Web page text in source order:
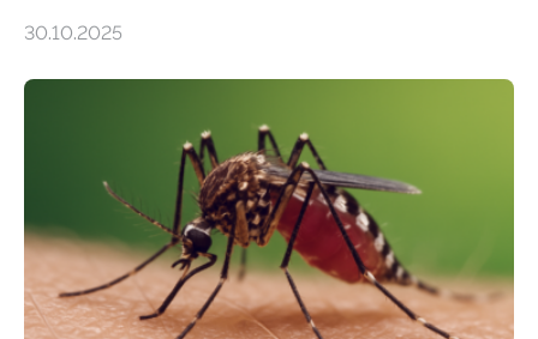
Landpflanzen zählen zu den komplexesten
Grünalgen, die vor Hunderten von Millionen Jahren
lebten. Unter den Vorfahren sticht eine Gruppe heraus,
die noch heute in der Natur vorkommt: die
Süßwasseralge Coleochaetophyceae. Einige Arten
dieser Gruppe bilden aus Zellfäden dichte Geflechte
mit scheibenförmiger Gestalt. Was auffällig ist: Die
nächsten…
30.10.2025